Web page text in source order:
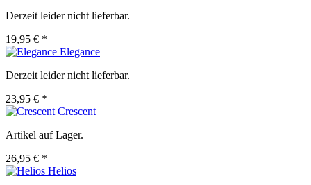
Derzeit leider nicht lieferbar.
19,95 € *
Elegance
Derzeit leider nicht lieferbar.
23,95 € *
Crescent
Artikel auf Lager.
26,95 € *
Helios